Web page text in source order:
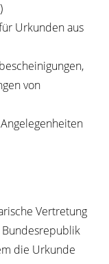
Urkunden aus
von
Vertretung
Bundesrepublik
die Urkunde